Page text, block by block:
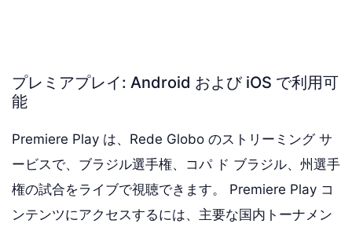
プレミアプレイ: Android および iOS で利用可
能
Premiere Play は、Rede Globo のストリーミング サ
ービスで、ブラジル選手権、コパ ド ブラジル、州選手
権の試合をライブで視聴できます。 Premiere Play コ
ンテンツにアクセスするには、主要な国内トーナメン